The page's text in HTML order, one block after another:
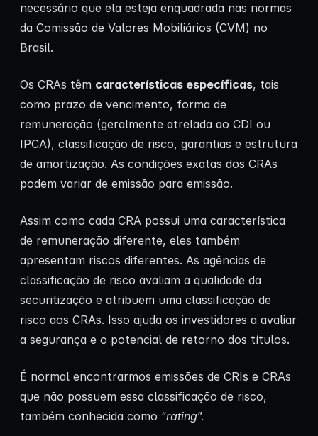
necessário que ela esteja enquadrada nas normas
da Comissão de Valores Mobiliários (CVM) no
Brasil.
Os CRAs têm características específicas, tais
como prazo de vencimento, forma de
remuneração (geralmente atrelada ao CDI ou
IPCA), classificação de risco, garantias e estrutura
de amortização. As condições exatas dos CRAs
podem variar de emissão para emissão.
Assim como cada CRA possui uma característica
de remuneração diferente, eles também
apresentam riscos diferentes. As agências de
classificação de risco avaliam a qualidade da
securitização e atribuem uma classificação de
risco aos CRAs. Isso ajuda os investidores a avaliar
a segurança e o potencial de retorno dos títulos.
É normal encontrarmos emissões de CRIs e CRAs
que não possuem essa classificação de risco,
também conhecida como “rating”.